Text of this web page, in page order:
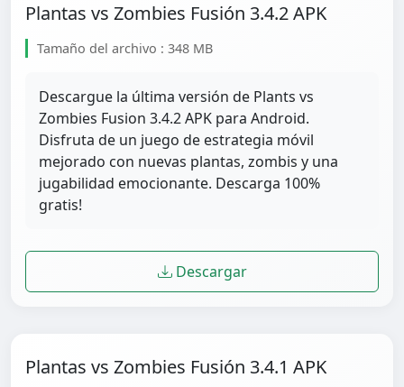
Plantas vs Zombies Fusión 3.4.2 APK
Tamaño del archivo : 348 MB
Descargue la última versión de Plants vs
Zombies Fusion 3.4.2 APK para Android.
Disfruta de un juego de estrategia móvil
mejorado con nuevas plantas, zombis y una
jugabilidad emocionante. Descarga 100%
gratis!
Descargar
Plantas vs Zombies Fusión 3.4.1 APK